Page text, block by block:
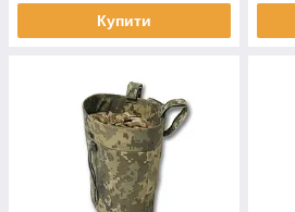
Купити